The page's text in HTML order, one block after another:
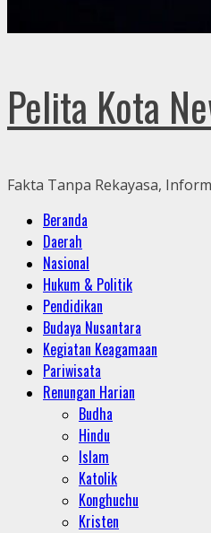
Pelita Kota
Fakta Tanpa Rekayasa,
Primary
Menu
Beranda
Daerah
Nasional
Hukum & Politik
Pendidikan
Budaya Nusantara
Kegiatan Keagamaan
Pariwisata
Renungan Harian
Budha
Hindu
Islam
Katolik
Konghuchu
Kristen